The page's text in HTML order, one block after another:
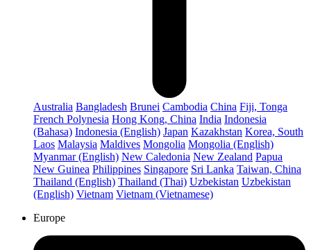
Australia Bangladesh Brunei Cambodia China Fiji, Tonga
French Polynesia Hong Kong, China India Indonesia
(Bahasa) Indonesia (English) Japan Kazakhstan Korea, South
Laos Malaysia Maldives Mongolia Mongolia (English)
Myanmar (English) New Caledonia New Zealand Papua
New Guinea Philippines Singapore Sri Lanka Taiwan, China
Thailand (English) Thailand (Thai) Uzbekistan Uzbekistan
(English) Vietnam Vietnam (Vietnamese)
Europe